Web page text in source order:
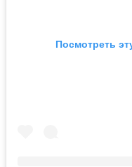
Посмотреть